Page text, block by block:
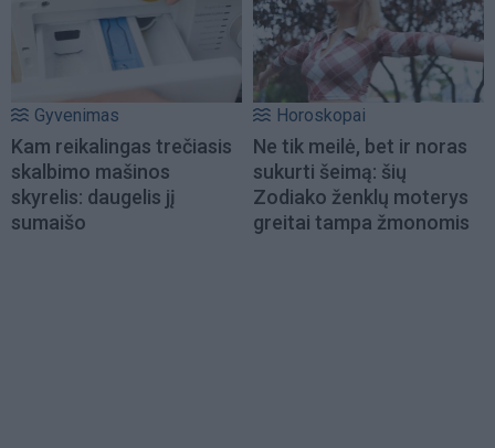
Gyvenimas
Kam reikalingas trečiasis
skalbimo mašinos
skyrelis: daugelis jį
sumaišo
Horoskopai
Ne tik meilė, bet ir noras
sukurti šeimą: šių
Zodiako ženklų moterys
greitai tampa žmonomis